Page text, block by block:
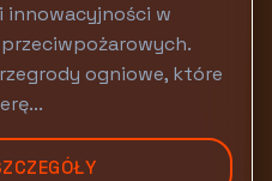
innowacyjności w
ogniowe, które